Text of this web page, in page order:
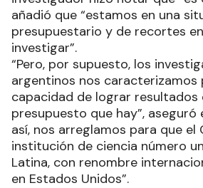
añadió que “estamos en una
presupuestario y de recortes
investigar”.
“Pero, por supuesto, los
argentinos nos caracterizamos
capacidad de lograr resultados
presupuesto que hay”, aseguró
así, nos arreglamos para que el
institución de ciencia número
Latina, con renombre
en Estados Unidos”.